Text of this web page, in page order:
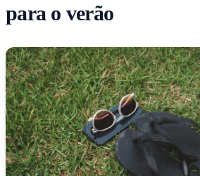
para o verão